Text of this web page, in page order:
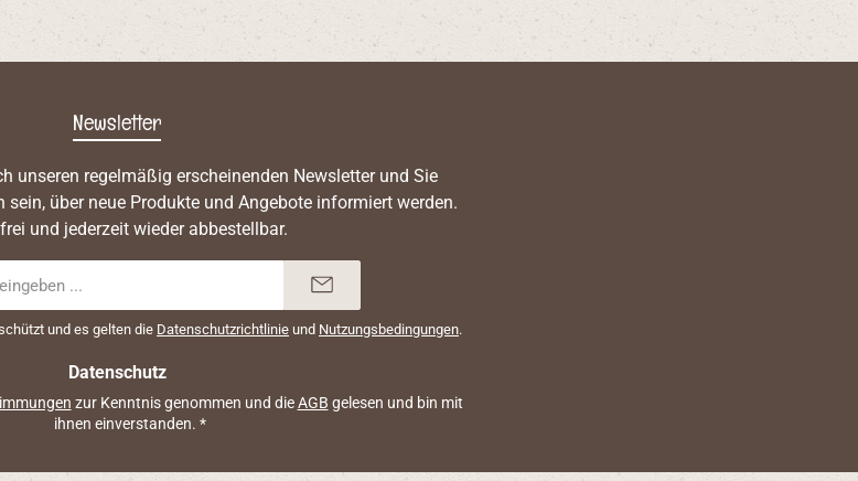
Newsletter
unseren regelmäßig erscheinenden Newsletter und Sie
sein, über neue Produkte und Angebote informiert werden.
und jederzeit wieder abbestellbar.
und es gelten die Datenschutzrichtlinie und Nutzungsbedingungen.
Datenschutz
zur Kenntnis genommen und dieAGB gelesen und bin mit
ihnen einverstanden. *